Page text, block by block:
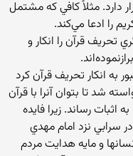
مثلاً كافي‌ كه‌ مشتمل‌
را ادعا مي‌كند.
تحريف‌ قرآن‌ را انكار و
به‌ انكار تحريف‌ قرآن‌ كرد
‌شد تا بتوان‌ آنرا با قرآن‌
رساند. زيرا فايده‌
از 1300 سال‌ قبل‌ در سرابي‌ نزد امام‌ مهدي‌
و مايه‌ هدايت‌ مردم‌